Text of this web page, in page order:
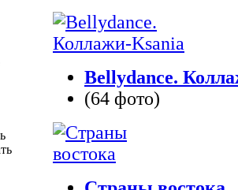
Bellydance.
(64 фото)